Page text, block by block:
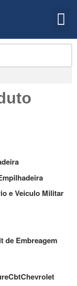
e Veiculo Militar
de Embreagem
CbtChevrolet